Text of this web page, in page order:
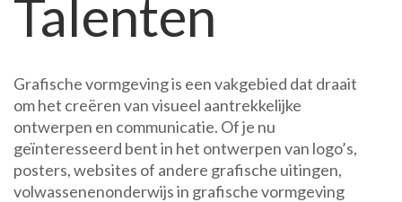
Talenten
Grafische vormgeving is een vakgebied dat draait
om het creëren van visueel aantrekkelijke
ontwerpen en communicatie. Of je nu
geïnteresseerd bent in het ontwerpen van logo’s,
posters, websites of andere grafische uitingen,
volwassenenonderwijs in grafische vormgeving